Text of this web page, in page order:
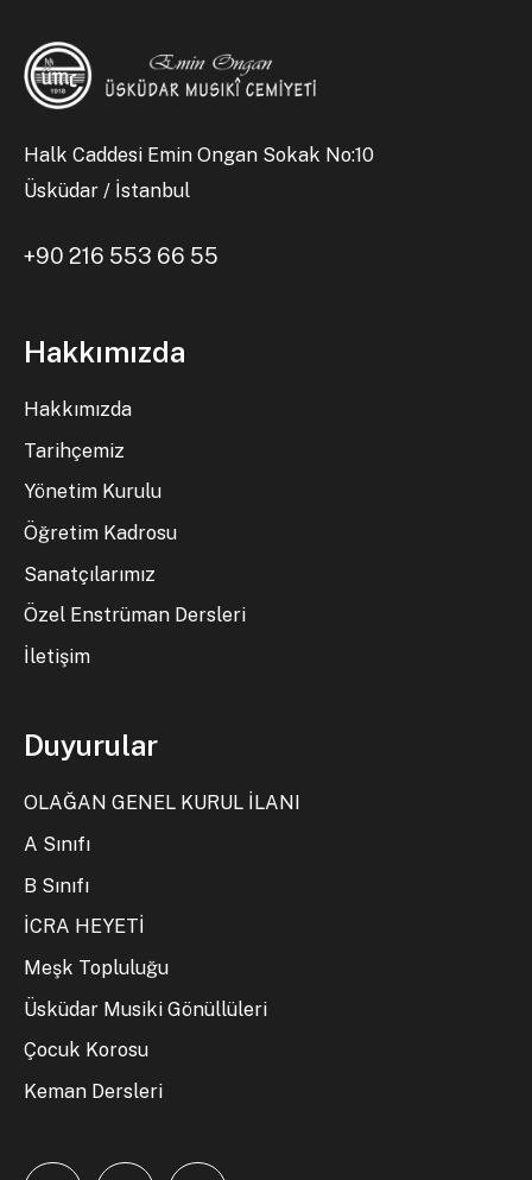
Halk Caddesi Emin Ongan Sokak No:10
Üsküdar / İstanbul
+90 216 553 66 55
Hakkımızda
Hakkımızda
Tarihçemiz
Yönetim Kurulu
Öğretim Kadrosu
Sanatçılarımız
Özel Enstrüman Dersleri
İletişim
Duyurular
OLAĞAN GENEL KURUL İLANI
A Sınıfı
B Sınıfı
İCRA HEYETİ
Meşk Topluluğu
Üsküdar Musiki Gönüllüleri
Çocuk Korosu
Keman Dersleri